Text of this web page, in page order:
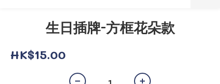
生日插牌-方框花朵款
HK$15.00